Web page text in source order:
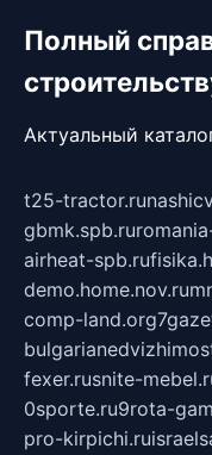
Полный
Актуальный
t25-tractor.ru
gbmk.spb.ru
airheat-spb.ru
demo.home.nov.ru
comp-land.org
fexer.rusnite-
0sporte.ru9rota-
pro-kirpichi.ru